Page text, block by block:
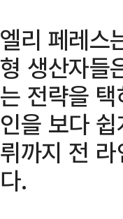
엘리 페레스
형 생산자들
는 전략을
인을 보다
뤼까지 전
다.